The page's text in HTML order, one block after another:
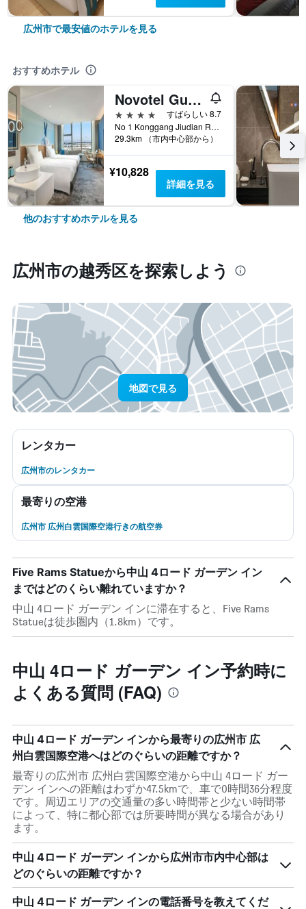
広州市で最安値のホテルを見る
おすすめホテル
Novotel Guangzhou Baiyun Airport
4つ星
すばらしい 8.7
No 1 Konggang Jiudian Road, 広州市, 中国
29.3km （市内中心部から）
¥10,828
詳細を見る
他のおすすめホテルを見る
広州市​の越秀区​を探索しよう
地図で見る
レンタカー
広州市のレンタカー
最寄りの空港
広州市 広州白雲国際空港行きの航空券
Five Rams Statueから中山 4ロード ガーデン イン
まではどのくらい離れていますか？
中山 4ロード ガーデン インに滞在すると、Five Rams
Statueは徒歩圏内（1.8km）です。
中山 4ロード ガーデン イン予約時に
よくある質問 (FAQ)
中山 4ロード ガーデン インから最寄りの広州市 広
州白雲国際空港へはどのぐらいの距離ですか？
最寄りの広州市 広州白雲国際空港から中山 4ロード ガー
デン インへの距離はわずか47.5kmで、車で0時間36分程度
です。周辺エリアの交通量の多い時間帯と少ない時間帯
によって、特に都心部では所要時間が異なる場合があり
ます。
中山 4ロード ガーデン インから広州市市内中心部は
どのぐらいの距離ですか？
中山 4ロード ガーデン インの電話番号を教えてくだ